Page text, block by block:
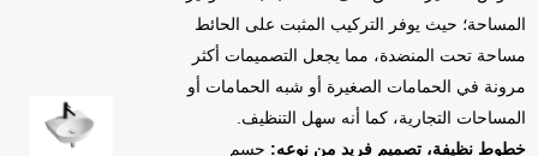
المساحة؛ حيث يوفر التركيب المثبت على الحائط
مساحة تحت المنضدة، مما يجعل التصميمات أكثر
مرونة في الحمامات الصغيرة أو شبه الحمامات أو
المساحات التجارية، كما أنه سهل التنظيف.
خطوط نظيفة، تصميم فريد من نوعه: جسم